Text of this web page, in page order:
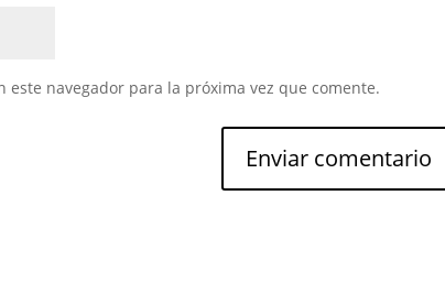
navegador para la próxima vez que comente.